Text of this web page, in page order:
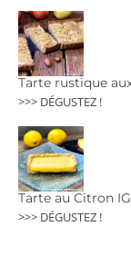
Tarte rustique
>>> DÉGUSTEZ !
Tarte au Citron
>>> DÉGUSTEZ !